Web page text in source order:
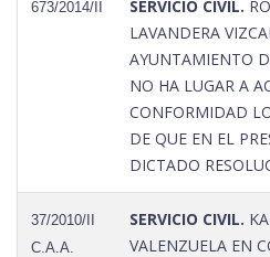
673/2014/II SERVICIO CIVIL.
LAVANDERA
AYUNTAMIENTO
NO HA LUGAR A
CONFORMIDAD
DE QUE EN EL
DICTADO
37/2010/II
C.A.A.
SERVICIO CIVIL.
VALENZUELA EN